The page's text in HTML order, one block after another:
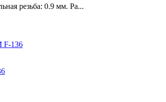
резьба: 0.9 мм. Ра...